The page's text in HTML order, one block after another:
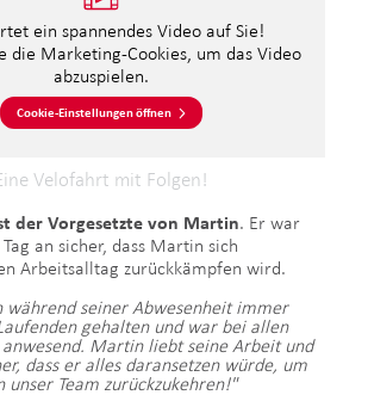
ein spannendes Video auf Sie!
die Marketing-Cookies, um das Video
abzuspielen.
Cookie-Einstellungen öffnen
Velofahrt mit Folgen!
der Vorgesetzte von Martin. Er war
an sicher, dass Martin sich
Arbeitsalltag zurückkämpfen wird.
während seiner Abwesenheit immer
gehalten und war bei allen
anwesend. Martin liebt seine Arbeit und
dass er alles daransetzen würde, um
unser Team zurückzukehren!"